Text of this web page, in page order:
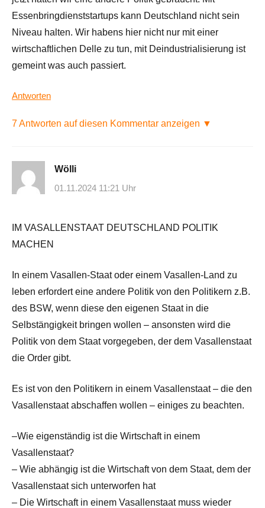
Essenbringdienststartups kann Deutschland nicht sein
Niveau halten. Wir habens hier nicht nur mit einer
wirtschaftlichen Delle zu tun, mit Deindustrialisierung ist
gemeint was auch passiert.
Antworten
7 Antworten auf diesen Kommentar anzeigen ▼
Wölli
01.11.2024 11:21 Uhr
IM VASALLENSTAAT DEUTSCHLAND POLITIK
MACHEN
In einem Vasallen-Staat oder einem Vasallen-Land zu
leben erfordert eine andere Politik von den Politikern z.B.
des BSW, wenn diese den eigenen Staat in die
Selbstängigkeit bringen wollen – ansonsten wird die
Politik von dem Staat vorgegeben, der dem Vasallenstaat
die Order gibt.
Es ist von den Politikern in einem Vasallenstaat – die den
Vasallenstaat abschaffen wollen – einiges zu beachten.
–Wie eigenständig ist die Wirtschaft in einem
Vasallenstaat?
– Wie abhängig ist die Wirtschaft von dem Staat, dem der
Vasallenstaat sich unterworfen hat
– Die Wirtschaft in einem Vasallenstaat muss wieder